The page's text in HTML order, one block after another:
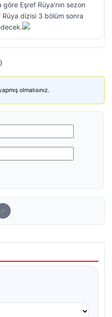
Eşref Rüya’nın sezon
dizisi 3 bölüm sonra
olmalısınız.